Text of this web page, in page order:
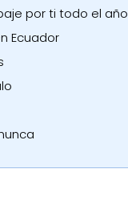
por ti todo el año
Ecuador